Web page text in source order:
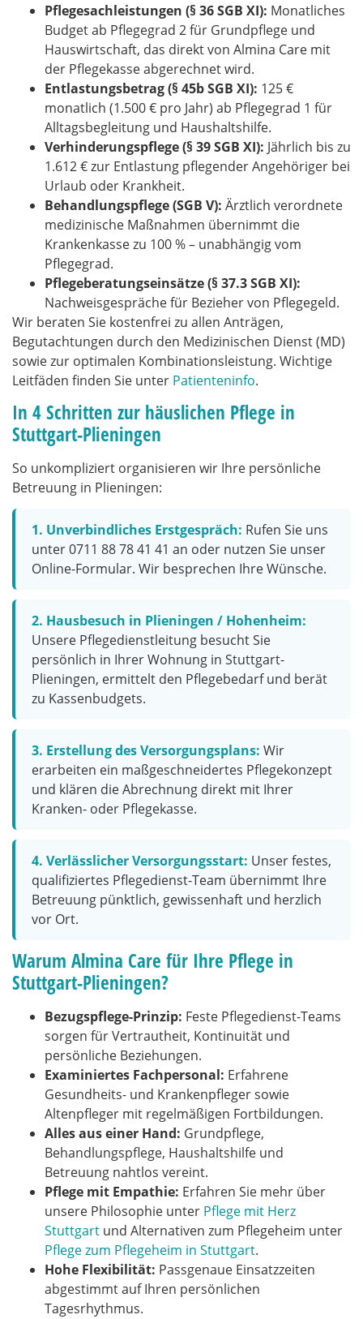
Pflegesachleistungen (§ 36 SGB XI): Monatliches
Budget ab Pflegegrad 2 für Grundpflege und
Hauswirtschaft, das direkt von Almina Care mit
der Pflegekasse abgerechnet wird.
Entlastungsbetrag (§ 45b SGB XI): 125 €
monatlich (1.500 € pro Jahr) ab Pflegegrad 1 für
Alltagsbegleitung und Haushaltshilfe.
Verhinderungspflege (§ 39 SGB XI): Jährlich bis zu
1.612 € zur Entlastung pflegender Angehöriger bei
Urlaub oder Krankheit.
Behandlungspflege (SGB V): Ärztlich verordnete
medizinische Maßnahmen übernimmt die
Krankenkasse zu 100 % – unabhängig vom
Pflegegrad.
Pflegeberatungseinsätze (§ 37.3 SGB XI):
Nachweisgespräche für Bezieher von Pflegegeld.
Wir beraten Sie kostenfrei zu allen Anträgen,
Begutachtungen durch den Medizinischen Dienst (MD)
sowie zur optimalen Kombinationsleistung. Wichtige
Leitfäden finden Sie unter Patienteninfo.
In 4 Schritten zur häuslichen Pflege in
Stuttgart-Plieningen
So unkompliziert organisieren wir Ihre persönliche
Betreuung in Plieningen:
1. Unverbindliches Erstgespräch: Rufen Sie uns
unter 0711 88 78 41 41 an oder nutzen Sie unser
Online-Formular. Wir besprechen Ihre Wünsche.
2. Hausbesuch in Plieningen / Hohenheim:
Unsere Pflegedienstleitung besucht Sie
persönlich in Ihrer Wohnung in Stuttgart-
Plieningen, ermittelt den Pflegebedarf und berät
zu Kassenbudgets.
3. Erstellung des Versorgungsplans: Wir
erarbeiten ein maßgeschneidertes Pflegekonzept
und klären die Abrechnung direkt mit Ihrer
Kranken- oder Pflegekasse.
4. Verlässlicher Versorgungsstart: Unser festes,
qualifiziertes Pflegedienst-Team übernimmt Ihre
Betreuung pünktlich, gewissenhaft und herzlich
vor Ort.
Warum Almina Care für Ihre Pflege in
Stuttgart-Plieningen?
Bezugspflege-Prinzip: Feste Pflegedienst-Teams
sorgen für Vertrautheit, Kontinuität und
persönliche Beziehungen.
Examiniertes Fachpersonal: Erfahrene
Gesundheits- und Krankenpfleger sowie
Altenpfleger mit regelmäßigen Fortbildungen.
Alles aus einer Hand: Grundpflege,
Behandlungspflege, Haushaltshilfe und
Betreuung nahtlos vereint.
Pflege mit Empathie: Erfahren Sie mehr über
unsere Philosophie unter Pflege mit Herz
Stuttgart und Alternativen zum Pflegeheim unter
Pflege zum Pflegeheim in Stuttgart.
Hohe Flexibilität: Passgenaue Einsatzzeiten
abgestimmt auf Ihren persönlichen
Tagesrhythmus.